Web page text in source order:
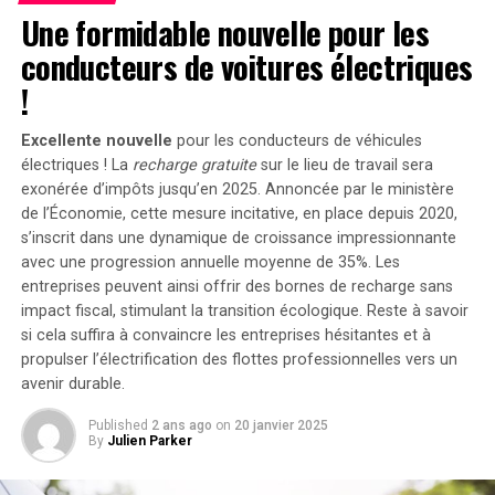
peut être associé à deux régulateurs solaires MPPT. Cela
ouvre la possibilité d’ajouter jusqu’à 1200 watts
supplémentaires via des panneaux solaires additionnels,
portant ainsi la puissance totale à un impressionnant
2400 watts
de stockage énergétique, il est possible d’intégrer
jusqu’à cinq batteries supplémentaires de 1,6
kilowattheure chacune, augmentant la capacité totale à
9,6 kilowattheures.
Intégration dans un Écosystème
Intelligent
Le Solarbank 2 AC s’intègre parfaitement dans un
écosystème énergétique intelligent grâce à sa
compatibilité avec le compteur Anker SOLIX Smart et
les prises intelligentes proposées par Anker. cette
fonctionnalité permet une gestion optimisée de la
Une formidable nouvelle pour les
conducteurs de voitures électriques
!
Excellente nouvelle pour les conducteurs de véhicules
électriques ! La recharge gratuitesur le lieu de travail sera
exonérée d’impôts jusqu’en 2025. Annoncée par le ministère
de l’Économie, cette mesure incitative, en place depuis 2020,
s’inscrit dans une dynamique de croissance impressionnante
avec une progression annuelle moyenne de 35%. Les
entreprises peuvent ainsi offrir des bornes de recharge sans
impact fiscal, stimulant la transition écologique. Reste à savoir
si cela suffira à convaincre les entreprises hésitantes et à
propulser l’électrification des flottes professionnelles vers un
avenir durable.
Published 2 ans ago on 20 janvier 2025
By Julien Parker